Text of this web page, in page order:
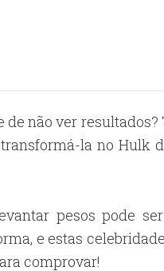
não ver
la no Hulk
pesos pode
e estas
comprovar!